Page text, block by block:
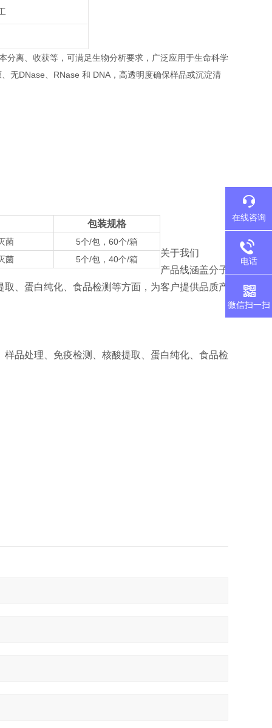
分离、收获等，可满足生物分析要求，广泛应用于生命科学
无DNase、RNase 和 DNA，高透明度确保样品或沉淀清
包装规格
菌
5个/包，60个/箱
菌
5个/包，40个/箱
关于我们
产品线涵盖分子
、蛋白纯化、食品检测等方面，为客户提供品质产
品处理、免疫检测、核酸提取、蛋白纯化、食品检
在线咨询
电话
微信扫一扫